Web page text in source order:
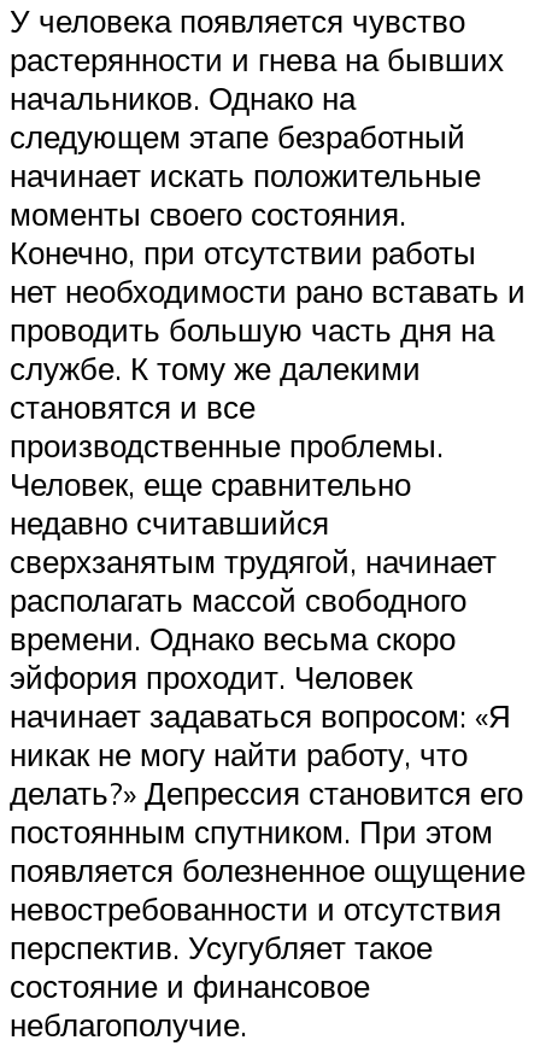
У человека появляется чувство
растерянности и гнева на бывших
начальников. Однако на
следующем этапе безработный
начинает искать положительные
моменты своего состояния.
Конечно, при отсутствии работы
нет необходимости рано вставать и
проводить большую часть дня на
службе. К тому же далекими
становятся и все
производственные проблемы.
Человек, еще сравнительно
недавно считавшийся
сверхзанятым трудягой, начинает
располагать массой свободного
времени. Однако весьма скоро
эйфория проходит. Человек
начинает задаваться вопросом: «Я
никак не могу найти работу, что
делать?» Депрессия становится его
постоянным спутником. При этом
появляется болезненное ощущение
невостребованности и отсутствия
перспектив. Усугубляет такое
состояние и финансовое
неблагополучие.